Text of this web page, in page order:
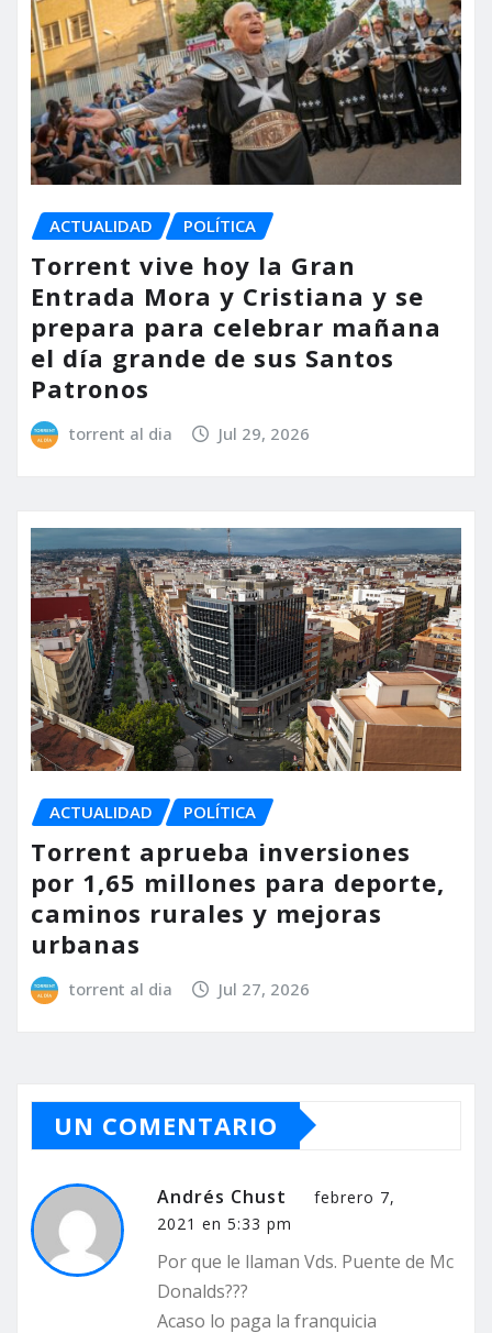
ACTUALIDAD POLÍTICA
Torrent vive hoy la Gran
Entrada Mora y Cristiana y se
prepara para celebrar mañana
el día grande de sus Santos
Patronos
torrent al dia Jul 29, 2026
ACTUALIDAD POLÍTICA
Torrent aprueba inversiones
por 1,65 millones para deporte,
caminos rurales y mejoras
urbanas
torrent al dia Jul 27, 2026
UN COMENTARIO
Andrés Chust
febrero 7,
2021 en 5:33 pm
Por que le llaman Vds. Puente de Mc
Donalds???
Acaso lo paga la franquicia